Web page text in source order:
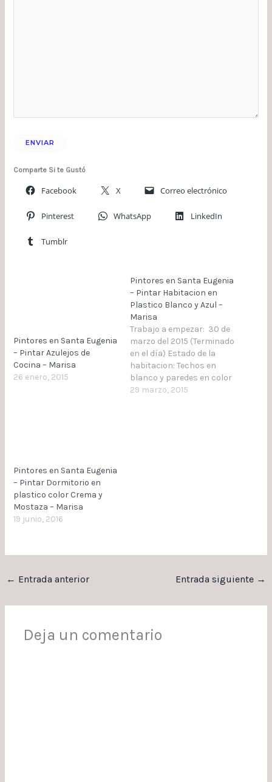
Comparte Si te Gustó
Facebook X Correo electrónico
Pinterest WhatsApp LinkedIn
Tumblr
Pintores en Santa Eugenia
– Pintar Azulejos de
Cocina – Marisa
26 enero, 2015
Pintores en Santa Eugenia
– Pintar Habitacion en
Plastico Blanco y Azul –
Marisa
Trabajo a empezar: 30 de
marzo del 2015 (Terminado
en el día) Estado de la
habitacion: Techos en
blanco y paredes en color
naranja Trabajo a
29 marzo, 2015
Pintores en Santa Eugenia
– Pintar Dormitorio en
plastico color Crema y
Mostaza – Marisa
19 junio, 2016
← Entrada anterior Entrada siguiente →
Deja un comentario